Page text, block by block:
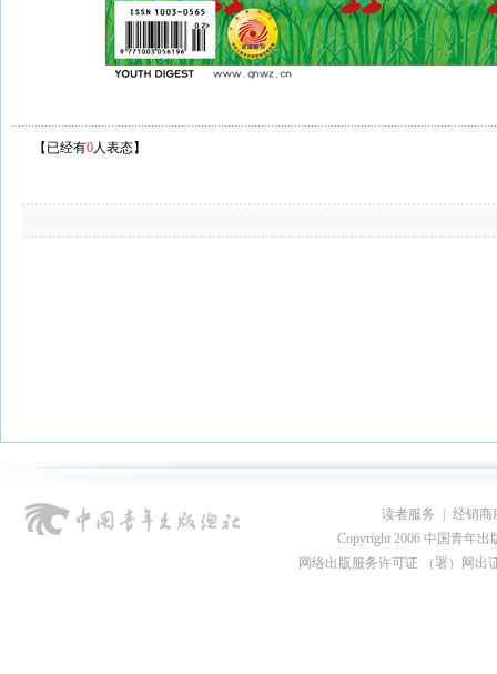
【已经有0人表态】
读者服务
经销商
Copyright 2006 中国青年出
网络出版服务许可证 （署）网出